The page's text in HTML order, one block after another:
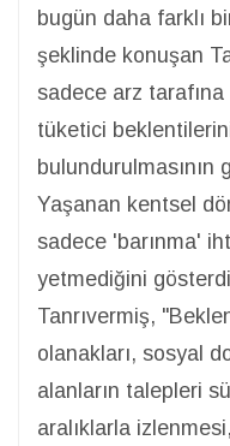
bugün daha farklı
şeklinde konuşan
sadece arz
tüketici
bulundurulmasının
Yaşanan kentsel
sadece 'barınma'
yetmediğini
Tanrıvermiş,
olanakları, sosyal
alanların talepleri
aralıklarla